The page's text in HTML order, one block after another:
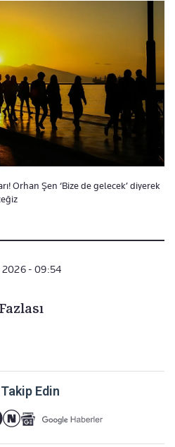
Orhan Şen ‘Bize de gelecek’ diyerek
2026 - 09:54
Edin